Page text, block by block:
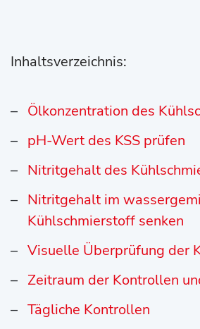
Inhaltsverzeichnis:
Ölkonzentration des
pH-Wert des KSS prüfen
Nitritgehalt des
Nitritgehalt im
Kühlschmierstoff senken
Visuelle Überprüfung der
Zeitraum der Kontrollen
Tägliche Kontrollen